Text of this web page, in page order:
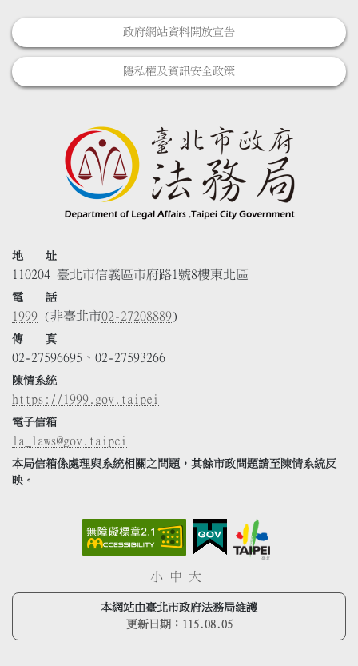
政府網站資料開放宣告
隱私權及資訊安全政策
地 址
110204 臺北市信義區市府路1號8樓東北區
電 話
1999 (非臺北市02-27208889)
傳 真
02-27596695、02-27593266
陳情系統
https://1999.gov.taipei
電子信箱
la_laws@gov.taipei
本局信箱係處理與系統相關之問題，其餘市政問題請至陳情系統反
映。
小 中 大
本網站由臺北市政府法務局維護
更新日期： 115.08.05